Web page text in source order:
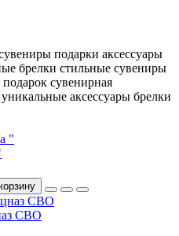
подарки аксессуары
брелки стильные сувениры
подарок сувенирная
уникальные аксессуары брелки
СВО